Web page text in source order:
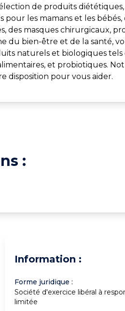
de produits diététiques,
les mamans et les bébés,
des masques chirurgicaux,
du bien-être et de la santé,
naturels et biologiques tels
et probiotiques.
disposition pour vous aider.
:
Information :
Forme juridique :
Société d'exercice libéral à
limitée